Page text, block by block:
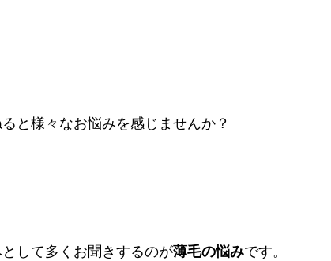
と様々なお悩みを感じませんか？
して多くお聞きするのが薄毛の悩みです。